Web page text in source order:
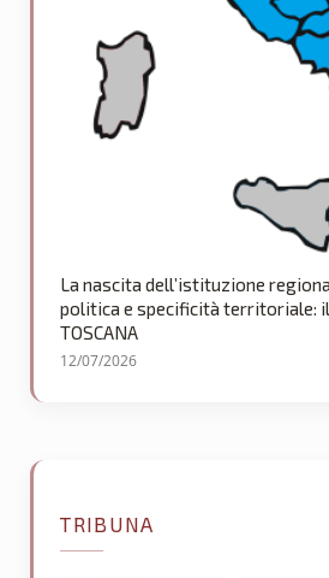
La nascita dell’istituzione
politica e specificità territoriale:
TOSCANA
12/07/2026
TRIBUNA